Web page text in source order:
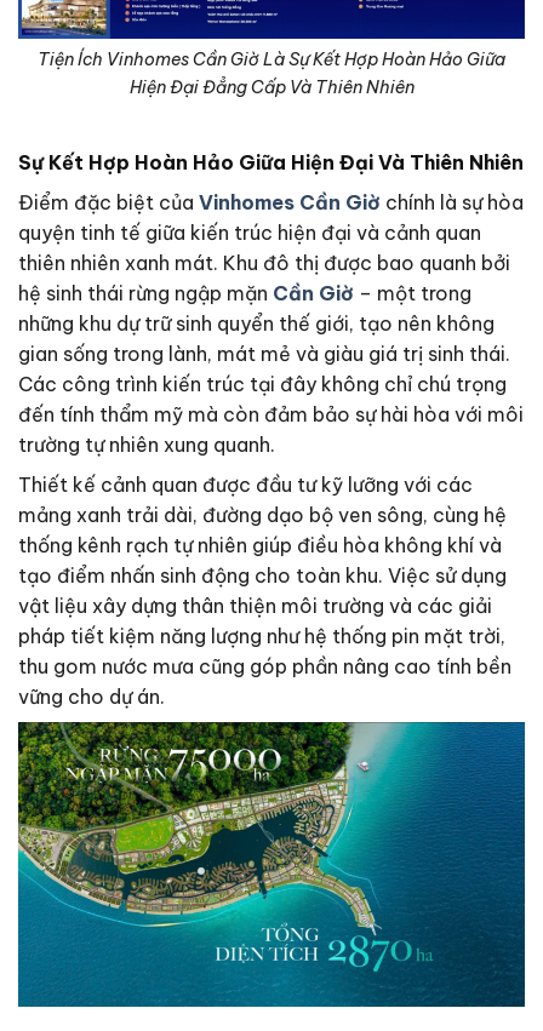
Tiện Ích Vinhomes Cần Giờ Là Sự Kết Hợp Hoàn Hảo Giữa
Hiện Đại Đẳng Cấp Và Thiên Nhiên
Sự Kết Hợp Hoàn Hảo Giữa Hiện Đại Và Thiên Nhiên
Điểm đặc biệt của Vinhomes Cần Giờ chính là sự hòa
quyện tinh tế giữa kiến trúc hiện đại và cảnh quan
thiên nhiên xanh mát. Khu đô thị được bao quanh bởi
hệ sinh thái rừng ngập mặn Cần Giờ – một trong
những khu dự trữ sinh quyển thế giới, tạo nên không
gian sống trong lành, mát mẻ và giàu giá trị sinh thái.
Các công trình kiến trúc tại đây không chỉ chú trọng
đến tính thẩm mỹ mà còn đảm bảo sự hài hòa với môi
trường tự nhiên xung quanh.
Thiết kế cảnh quan được đầu tư kỹ lưỡng với các
mảng xanh trải dài, đường dạo bộ ven sông, cùng hệ
thống kênh rạch tự nhiên giúp điều hòa không khí và
tạo điểm nhấn sinh động cho toàn khu. Việc sử dụng
vật liệu xây dựng thân thiện môi trường và các giải
pháp tiết kiệm năng lượng như hệ thống pin mặt trời,
thu gom nước mưa cũng góp phần nâng cao tính bền
vững cho dự án.